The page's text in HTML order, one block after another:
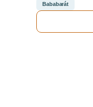
Bababarát